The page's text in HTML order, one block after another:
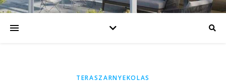
TERASZARNYEKOLAS